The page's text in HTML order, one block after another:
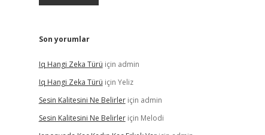
Son yorumlar
Iq Hangi Zeka Türü için admin
Iq Hangi Zeka Türü için Yeliz
Sesin Kalitesini Ne Belirleriçin admin
Sesin Kalitesini Ne Belirleriçin Melodi